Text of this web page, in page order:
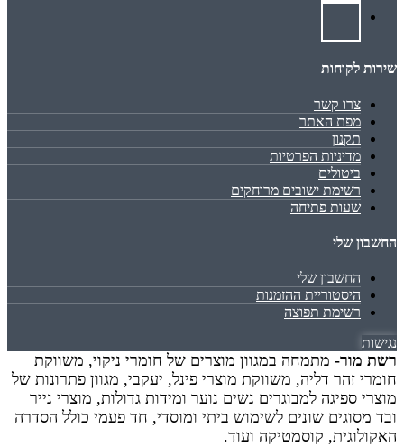
שירות לקוחות
צרו קשר
מפת האתר
תקנון
מדיניות הפרטיות
ביטולים
רשימת ישובים מרוחקים
שעות פתיחה
החשבון שלי
החשבון שלי
היסטוריית ההזמנות
רשימת תפוצה
נגישות
רשת מור- מתמחה במגוון מוצרים של חומרי ניקוי, משווקת
חומרי זהר דליה, משווקת מוצרי פינל, יעקבי, מגוון פתרונות של
מוצרי ספיגה למבוגרים נשים נוער ומידות גדולות, מוצרי נייר
ובד מסוגים שונים לשימוש ביתי ומוסדי, חד פעמי כולל הסדרה
האקולוגית, קוסמטיקה ועוד.